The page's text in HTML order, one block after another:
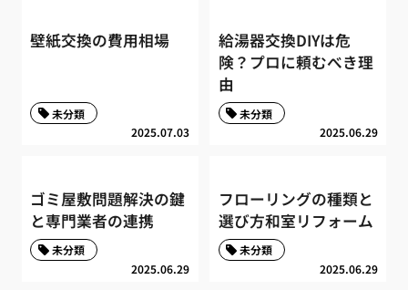
壁紙交換の費用相場
2025.07.03
未分類
給湯器交換DIYは危
険？プロに頼むべき理
由
2025.06.29
未分類
ゴミ屋敷問題解決の鍵
と専門業者の連携
2025.06.29
未分類
フローリングの種類と
選び方和室リフォーム
2025.06.29
未分類